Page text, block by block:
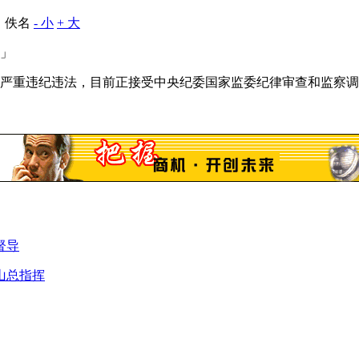
名 - 小 + 大
重违纪违法，目前正接受中央纪委国家监委纪律审查和监察
导
总指挥